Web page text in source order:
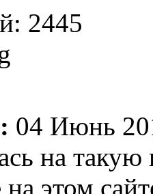
2445
04 Июнь
на такую
этом